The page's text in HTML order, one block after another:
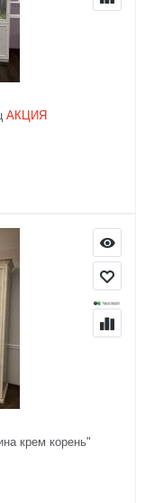
АКЦИЯ
крем корень"